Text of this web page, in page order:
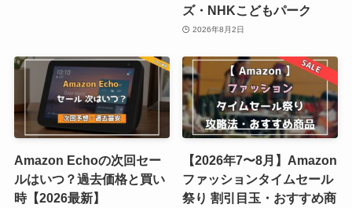
ズ・NHKこどもパーク
2026年8月2日
Amazon Echoの次回セー
ルはいつ？過去価格と買い
時【2026最新】
【2026年7〜8月】Amazon
ファッションタイムセール
祭り 割引目玉・おすすめ商